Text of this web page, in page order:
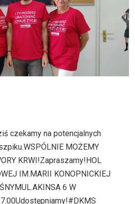
czekamy na potencjalnych
MOŻEMY
KRWI!Zapraszamy!HOL
IM.MARII KONOPNICKIEJ
6 W